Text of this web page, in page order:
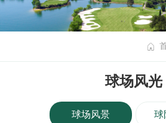
球场风光
球场风景 球